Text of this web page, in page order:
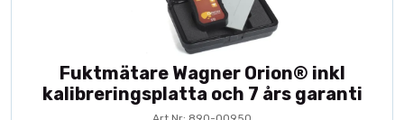
Fuktmätare Wagner Orion® inkl
kalibreringsplatta och 7 års garanti